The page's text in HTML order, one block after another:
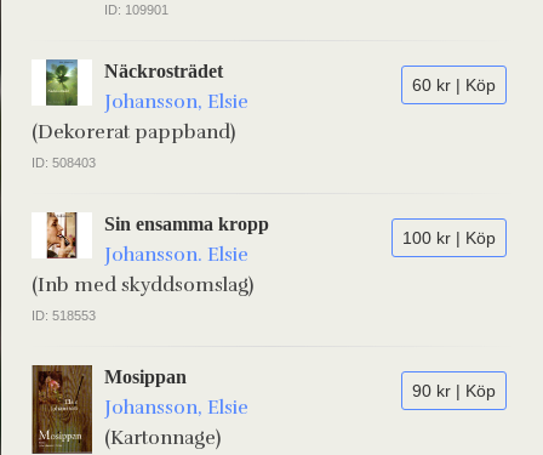
ID: 109901
60 kr | Köp
Näckrosträdet
Johansson, Elsie
(Dekorerat pappband)
ID: 508403
100 kr | Köp
Sin ensamma kropp
Johansson. Elsie
(Inb med skyddsomslag)
ID: 518553
90 kr | Köp
Mosippan
Johansson, Elsie
(Kartonnage)